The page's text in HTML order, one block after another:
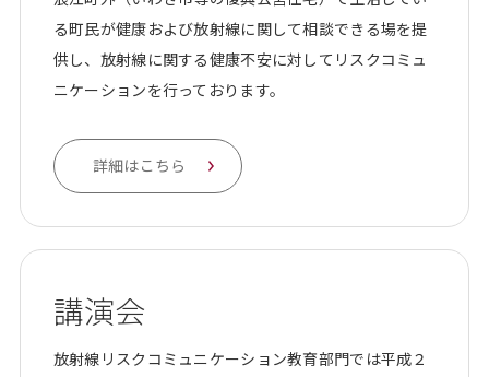
る町民が健康および放射線に関して相談できる場を提
供し、放射線に関する健康不安に対してリスクコミュ
ニケーションを行っております。
詳細はこちら
講演会
放射線リスクコミュニケーション教育部門では平成２